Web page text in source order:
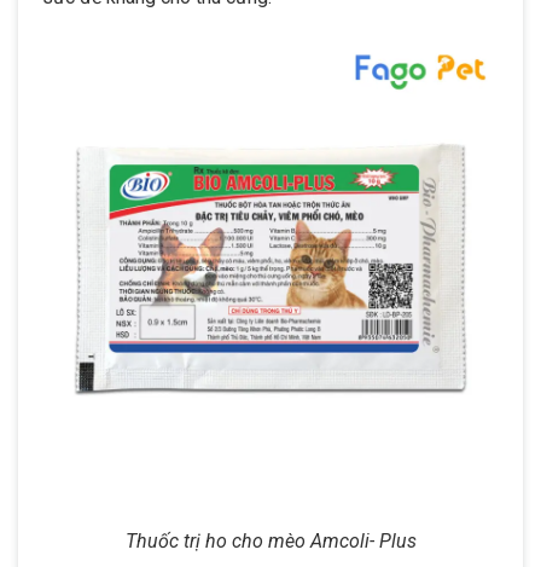
Thuốc trị ho cho mèo Amcoli- Plus